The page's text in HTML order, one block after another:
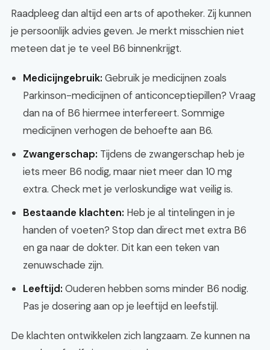
Raadpleeg dan altijd een arts of apotheker. Zij kunnen
je persoonlijk advies geven. Je merkt misschien niet
meteen dat je te veel B6 binnenkrijgt.
Medicijngebruik: Gebruik je medicijnen zoals
Parkinson-medicijnen of anticonceptiepillen? Vraag
dan na of B6 hiermee interfereert. Sommige
medicijnen verhogen de behoefte aan B6.
Zwangerschap: Tijdens de zwangerschap heb je
iets meer B6 nodig, maar niet meer dan 10 mg
extra. Check met je verloskundige wat veilig is.
Bestaande klachten: Heb je al tintelingen in je
handen of voeten? Stop dan direct met extra B6
en ga naar de dokter. Dit kan een teken van
zenuwschade zijn.
Leeftijd: Ouderen hebben soms minder B6 nodig.
Pas je dosering aan op je leeftijd en leefstijl.
De klachten ontwikkelen zich langzaam. Ze kunnen na